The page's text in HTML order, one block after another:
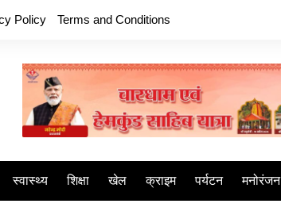
Policy Terms and Conditions
स्वास्थ्य शिक्षा खेल क्राइम पर्यटन मनोरंजन